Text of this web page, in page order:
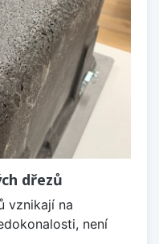
dřezů
vznikají na
není